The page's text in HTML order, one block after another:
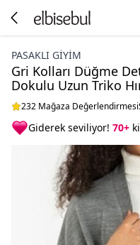
PASAKLI GIYIM
Gri Kolları Düğme
Dokulu Uzun Triko
232 Mağaza Değerlendirmesi
Giderek seviliyor! 70+